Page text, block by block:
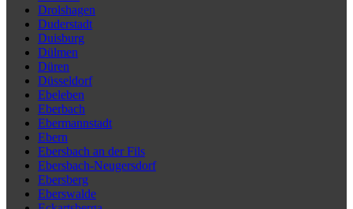
Drolshagen
Duderstadt
Duisburg
Dülmen
Düren
Düsseldorf
Ebeleben
Eberbach
Ebermannstadt
Ebern
Ebersbach an der Fils
Ebersbach-Neugersdorf
Ebersberg
Eberswalde